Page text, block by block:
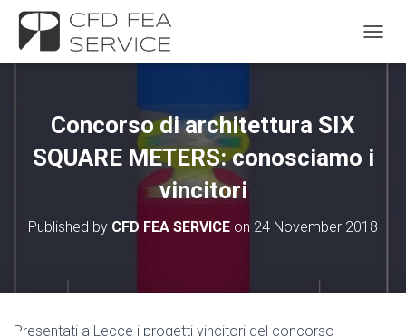
Concorso di architettura SIX
SQUARE METERS: conosciamo i
vincitori
Published by CFD FEA SERVICE on 24 November 2018
Presentati a Lecce i progetti vincitori del concorso